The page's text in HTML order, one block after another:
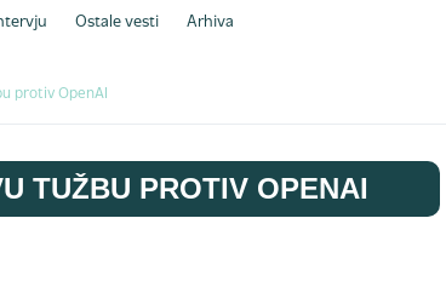
Ostale vesti Arhiva
protiv OpenAI
TUŽBU PROTIV OPENAI